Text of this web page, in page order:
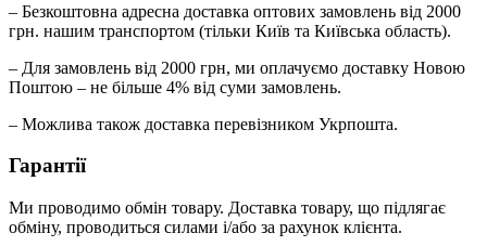
– Безкоштовна адресна доставка оптових замовлень від 2000
грн. нашим транспортом (тільки Київ та Київська область).
– Для замовлень від 2000 грн, ми оплачуємо доставку Новою
Поштою – не більше 4% від суми замовлень.
– Можлива також доставка перевізником Укрпошта.
Гарантії
Ми проводимо обмін товару. Доставка товару, що підлягає
обміну, проводиться силами і/або за рахунок клієнта.